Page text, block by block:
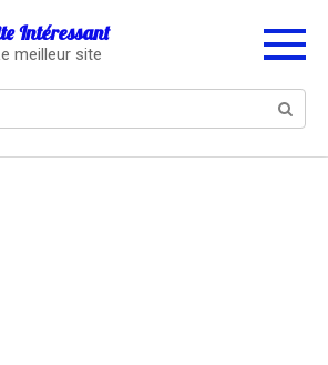
Intéressant
meilleur site